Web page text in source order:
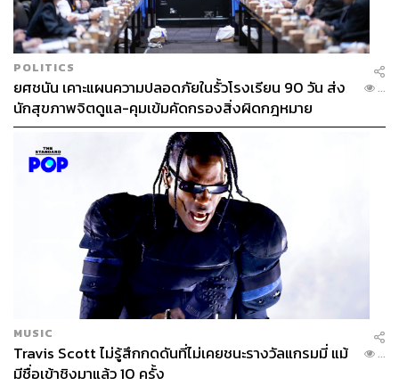
POLITICS
ยศชนัน เคาะแผนความปลอดภัยในรั้วโรงเรียน 90 วัน ส่ง
นักสุขภาพจิตดูแล-คุมเข้มคัดกรองสิ่งผิดกฎหมาย
...
MUSIC
Travis Scott ไม่รู้สึกกดดันที่ไม่เคยชนะรางวัลแกรมมี่ แม้
มีชื่อเข้าชิงมาแล้ว 10 ครั้ง
...